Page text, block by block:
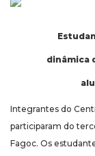
dinâmica
Integrantes do
participaram do
Fagoc. Os